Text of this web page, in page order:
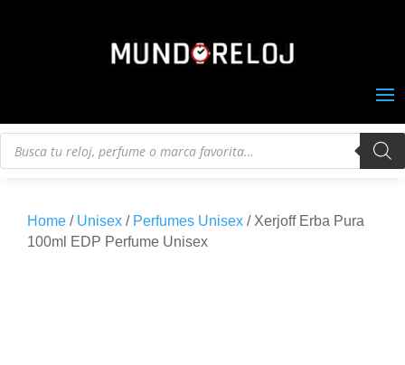
Búsqueda
Home / Unisex / Perfumes Unisex / Xerjoff Erba Pura
100ml EDP Perfume Unisex